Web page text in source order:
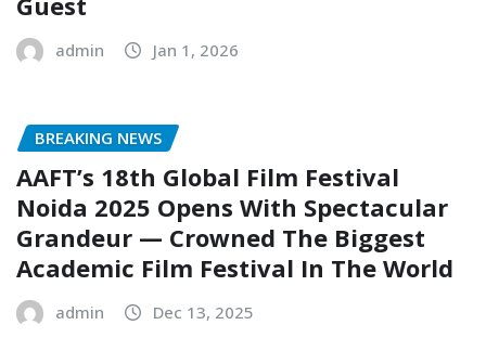
admin Jan 1, 2026
BREAKING NEWS
AAFT’s 18th Global Film Festival
Noida 2025 Opens With Spectacular
Grandeur — Crowned The Biggest
Academic Film Festival In The World
admin Dec 13, 2025